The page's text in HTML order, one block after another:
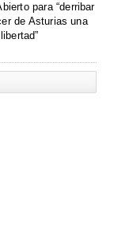
para “derribar
de Asturias una